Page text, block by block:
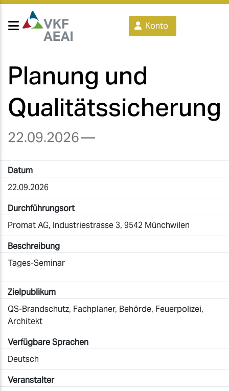
Konto
Planung und
Qualitätssicherung
22.09.2026—
Datum
22.09.2026
Durchführungsort
Promat AG, Industriestrasse 3, 9542 Münchwilen
Beschreibung
Tages-Seminar
Zielpublikum
QS-Brandschutz, Fachplaner, Behörde, Feuerpolizei,
Architekt
Verfügbare Sprachen
Deutsch
Veranstalter